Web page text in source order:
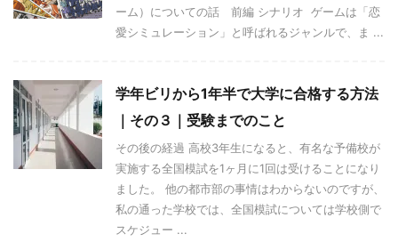
ーム）についての話 前編 シナリオ ゲームは「恋
愛シミュレーション」と呼ばれるジャンルで、ま ...
学年ビリから1年半で大学に合格する方法
｜その３｜受験までのこと
その後の経過 高校3年生になると、有名な予備校が
実施する全国模試を1ヶ月に1回は受けることになり
ました。 他の都市部の事情はわからないのですが、
私の通った学校では、全国模試については学校側で
スケジュー ...